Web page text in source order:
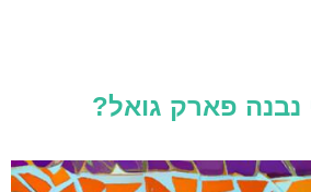
נבנה פארק גואל?